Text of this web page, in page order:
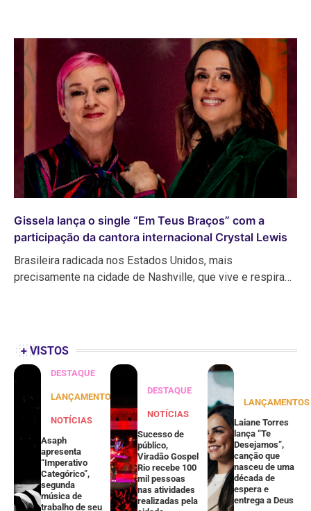
Gissela lança o single “Em Teus Braços” com a
participação da cantora internacional Crystal Lewis
Brasileira radicada nos Estados Unidos, mais
precisamente na cidade de Nashville, que vive e respira…
+ VISTOS
DESTAQUE
LANÇAMENTOS
NOTÍCIAS
Asaph
apresenta
“Imperativo
Categórico”,
segunda
música de
trabalho de seu
DESTAQUE
NOTÍCIAS
Sucesso de
público,
Viradão Gospel
Rio recebe 100
mil pessoas
nas atividades
realizadas pela
LANÇAMENTOS
Laiane Torres
lança “Te
Desejamos”,
canção que
nasceu de uma
década de
espera e
entrega a Deus